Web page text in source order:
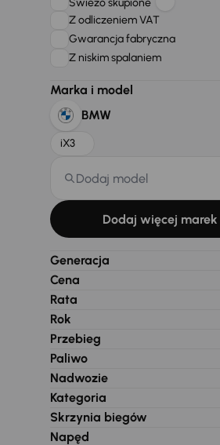
Świeżo skupione
Z odliczeniem VAT
Gwarancja fabryczna
Z niskim spalaniem
Marka i model
BMW
iX3
Dodaj model
Dodaj więcej marek
Generacja
Cena
Rata
Rok
Przebieg
Paliwo
Nadwozie
Kategoria
Skrzynia biegów
Napęd